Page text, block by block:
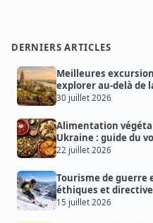
DERNIERS ARTICLES
Meilleures
explorer au-delà de
30 juillet 2026
Alimentation
Ukraine : guide du
22 juillet 2026
Tourisme de guerre
éthiques et
15 juillet 2026